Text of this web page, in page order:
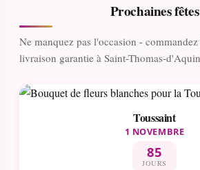
Prochaines fêtes
Ne manquez pas l'occasion -
livraison garantie à Saint-Thomas-
Toussaint
1 NOVEMBRE
85
JOURS